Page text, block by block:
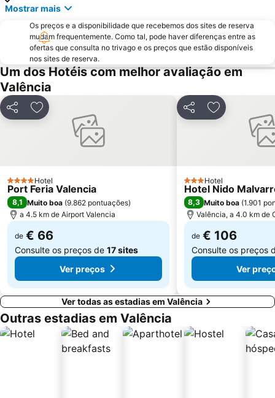
Quatre Carreres
Malilla
Mestalla Camp del Valencia
Port Saplaya Sur
Cap Blanc
9 d'Octubre
Benimaclet
Museu das Ciências Príncipe Felipe
Jardin Botànico
Calle de Colón
Palacio de Congresos de Valencia
Turia River Gardens - Gulliver Park
Calle Don Juan de Austria
Calle Jorge Juan
Exposició
Mostrar mais
Os preços e a disponibilidade que recebemos dos sites de reserva
mudam frequentemente. Como tal, pode haver diferenças entre as
ofertas que consulta no trivago e os preços que estão disponíveis
nos sites de reserva.
Um dos Hotéis com melhor avaliação em
Valência
PartilharAdicionar aos favoritos
4 Estrelas
Hotel
Port Feria Valencia
8,1 Muito boa (9.862 pontuações)
a 4.5 km de Airport Valencia
de € 66
Consulte os preços de 17 sites
Ver preços
PartilharAdicionar
3 Estrelas
Hotel
Hotel Nido
8,3 Muito boa (1.901
Valência, a 4.0 km de
de € 106
Consulte os preços
Ver
Ver todas as estadias em Valência
Outras estadias em Valência